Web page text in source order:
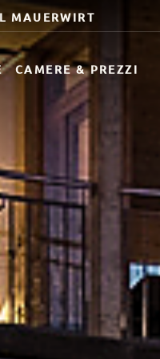
MAUERWIRT
CAMERE & PREZZI